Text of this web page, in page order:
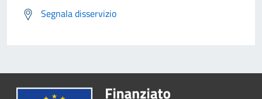
Segnala disservizio